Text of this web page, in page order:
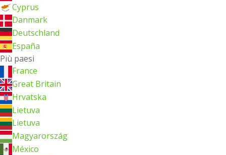
Cyprus
Danmark
Deutschland
España
Più paesi
France
Great Britain
Hrvatska
Lietuva
Lietuva
Magyarország
México